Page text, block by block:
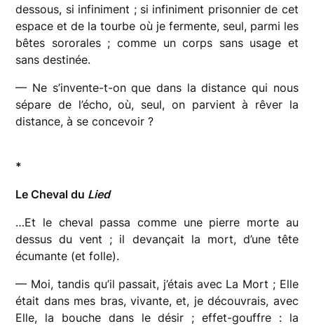
dessous, si infiniment ; si infiniment prisonnier de cet
espace et de la tourbe où je fermente, seul, parmi les
bêtes sororales ; comme un corps sans usage et
sans destinée.
— Ne s’invente-t-on que dans la distance qui nous
sépare de l’écho, où, seul, on parvient à rêver la
distance, à se concevoir ?
*
Le Cheval du Lied
…Et le cheval passa comme une pierre morte au
dessus du vent ; il devançait la mort, d’une tête
écumante (et folle).
— Moi, tandis qu’il passait, j’étais avec La Mort ; Elle
était dans mes bras, vivante, et, je découvrais, avec
Elle, la bouche dans le désir ; effet-gouffre : la